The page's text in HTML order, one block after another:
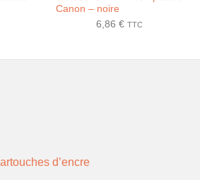
Canon – noire
6,86 € TTC
d’encre